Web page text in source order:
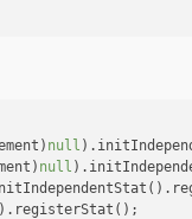
null
null